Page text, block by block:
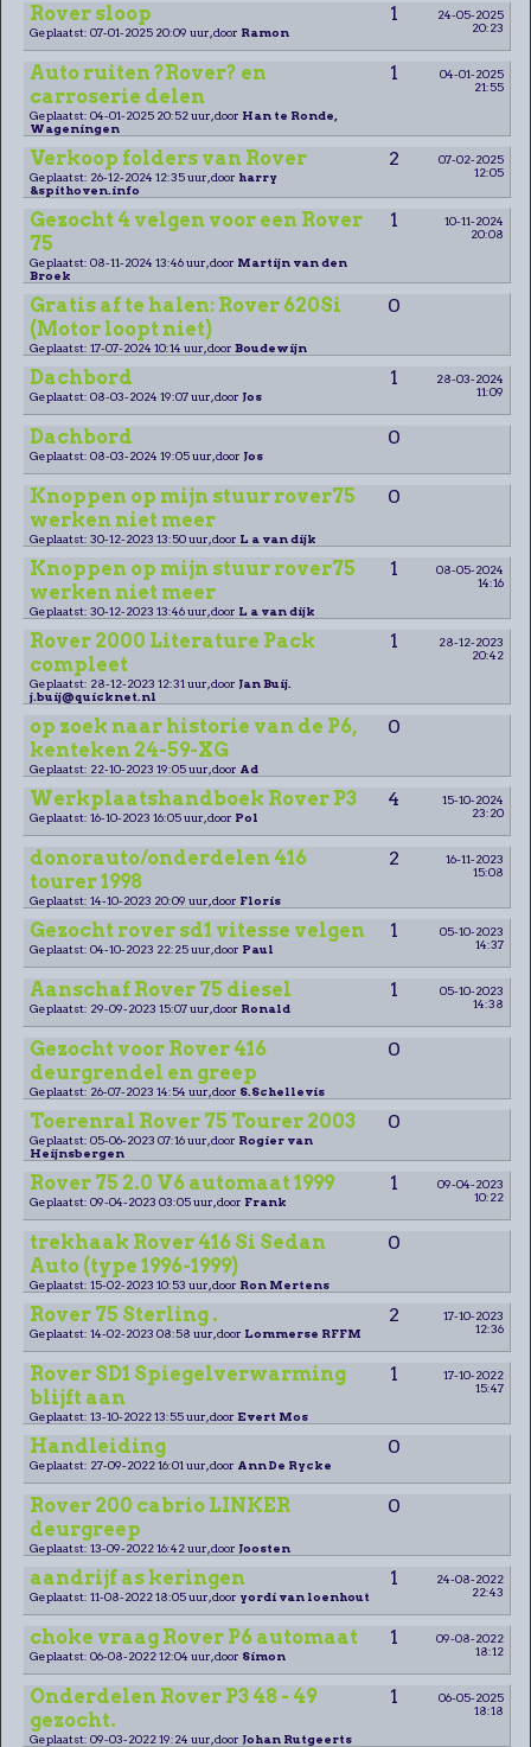
Rover sloop 1
24-05-2025
20:23
Geplaatst: 07-01-2025 20:09 uur, door Ramon
Auto ruiten ?Rover? en
carroserie delen
1
04-01-2025
21:55
Geplaatst: 04-01-2025 20:52 uur, door Han te Ronde,
Wageningen
Verkoop folders van Rover 2
07-02-2025
12:05
Geplaatst: 26-12-2024 12:35 uur, door harry
&spithoven.info
Gezocht 4 velgen voor een Rover
75
1
10-11-2024
20:08
Geplaatst: 08-11-2024 13:46 uur, door Martijn van den
Broek
Gratis af te halen: Rover 620Si
(Motor loopt niet)
0
Geplaatst: 17-07-2024 10:14 uur, door Boudewijn
Dachbord 1
28-03-2024
11:09
Geplaatst: 08-03-2024 19:07 uur, door Jos
Dachbord 0
Geplaatst: 08-03-2024 19:05 uur, door Jos
Knoppen op mijn stuur rover75
werken niet meer
0
Geplaatst: 30-12-2023 13:50 uur, door L a van dijk
Knoppen op mijn stuur rover75
werken niet meer
1
08-05-2024
14:16
Geplaatst: 30-12-2023 13:46 uur, door L a van dijk
Rover 2000 Literature Pack
compleet
1
28-12-2023
20:42
Geplaatst: 28-12-2023 12:31 uur, door Jan Buij.
j.buij@quicknet.nl
op zoek naar historie van de P6,
kenteken 24-59-XG
0
Geplaatst: 22-10-2023 19:05 uur, door Ad
Werkplaatshandboek Rover P3 4
15-10-2024
23:20
Geplaatst: 16-10-2023 16:05 uur, door Pol
donorauto/onderdelen 416
tourer 1998
2
16-11-2023
15:08
Geplaatst: 14-10-2023 20:09 uur, door Floris
Gezocht rover sd1 vitesse velgen 1
05-10-2023
14:37
Geplaatst: 04-10-2023 22:25 uur, door Paul
Aanschaf Rover 75 diesel 1
05-10-2023
14:38
Geplaatst: 29-09-2023 15:07 uur, door Ronald
Gezocht voor Rover 416
deurgrendel en greep
0
Geplaatst: 26-07-2023 14:54 uur, door S.Schellevis
Toerenral Rover 75 Tourer 2003 0
Geplaatst: 05-06-2023 07:16 uur, door Rogier van
Heijnsbergen
Rover 75 2.0 V6 automaat 1999 1
09-04-2023
10:22
Geplaatst: 09-04-2023 03:05 uur, door Frank
trekhaak Rover 416 Si Sedan
Auto (type 1996-1999)
0
Geplaatst: 15-02-2023 10:53 uur, door Ron Mertens
Rover 75 Sterling . 2
17-10-2023
12:36
Geplaatst: 14-02-2023 08:58 uur, door Lommerse RFFM
Rover SD1 Spiegelverwarming
blijft aan
1
17-10-2022
15:47
Geplaatst: 13-10-2022 13:55 uur, door Evert Mos
Handleiding 0
Geplaatst: 27-09-2022 16:01 uur, door Ann De Rycke
Rover 200 cabrio LINKER
deurgreep
0
Geplaatst: 13-09-2022 16:42 uur, door Joosten
aandrijf as keringen 1
24-08-2022
22:43
Geplaatst: 11-08-2022 18:05 uur, door yordi van loenhout
choke vraag Rover P6 automaat 1
09-08-2022
18:12
Geplaatst: 06-08-2022 12:04 uur, door Simon
Onderdelen Rover P3 48 - 49
gezocht.
1
06-05-2025
18:18
Geplaatst: 09-03-2022 19:24 uur, door Johan Rutgeerts